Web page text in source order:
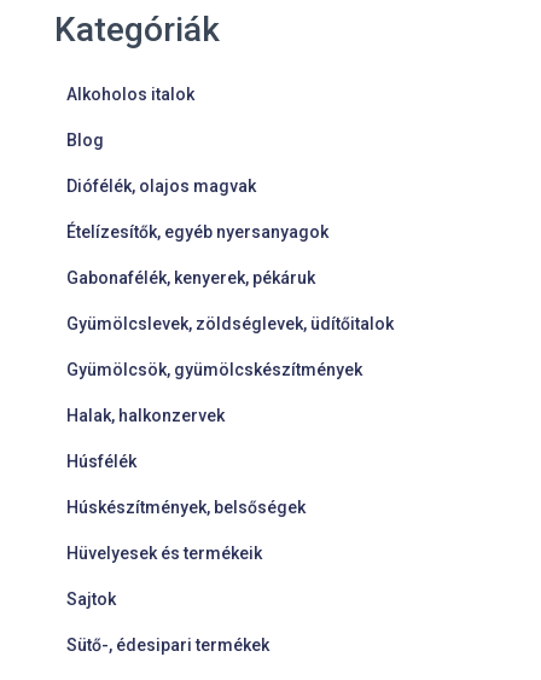
Kategóriák
Alkoholos italok
Blog
Diófélék, olajos magvak
Ételízesítők, egyéb nyersanyagok
Gabonafélék, kenyerek, pékáruk
Gyümölcslevek, zöldséglevek, üdítőitalok
Gyümölcsök, gyümölcskészítmények
Halak, halkonzervek
Húsfélék
Húskészítmények, belsőségek
Hüvelyesek és termékeik
Sajtok
Sütő-, édesipari termékek